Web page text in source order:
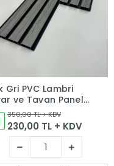
Gri PVC Lambri
ve Tavan Paneli
350,00 TL + KDV
230,00 TL + KDV